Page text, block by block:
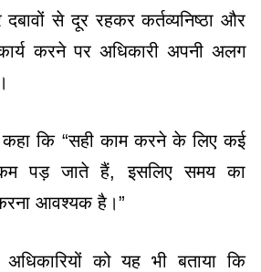
दबावों से दूर रहकर कर्तव्यनिष्ठा और
करने पर अधिकारी अपनी अलग
कि “सही काम करने के लिए कई
पड़ जाते हैं, इसलिए समय का
आवश्यक है।”
अधिकारियों को यह भी बताया कि